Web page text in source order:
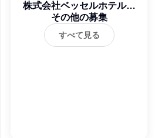
株式会社ベッセルホテル開
発
その他の募集
すべて見る